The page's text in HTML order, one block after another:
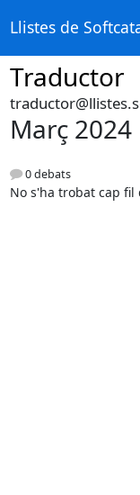
Llistes de
Traductor
Març 2024
0 debats
No s'ha trobat cap fil